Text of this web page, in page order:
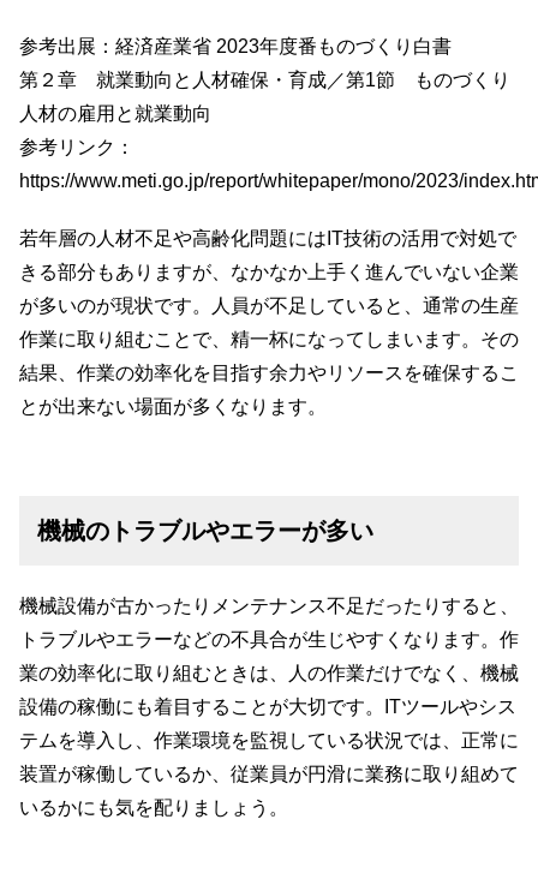
参考出展：経済産業省 2023年度番ものづくり白書
第２章 就業動向と人材確保・育成／第1節 ものづくり
人材の雇用と就業動向
参考リンク：
https://www.meti.go.jp/report/whitepaper/mono/2023/
若年層の人材不足や高齢化問題にはIT技術の活用で対処で
きる部分もありますが、なかなか上手く進んでいない企業
が多いのが現状です。人員が不足していると、通常の生産
作業に取り組むことで、精一杯になってしまいます。その
結果、作業の効率化を目指す余力やリソースを確保するこ
とが出来ない場面が多くなります。
機械のトラブルやエラーが多い
機械設備が古かったりメンテナンス不足だったりすると、
トラブルやエラーなどの不具合が生じやすくなります。作
業の効率化に取り組むときは、人の作業だけでなく、機械
設備の稼働にも着目することが大切です。ITツールやシス
テムを導入し、作業環境を監視している状況では、正常に
装置が稼働しているか、従業員が円滑に業務に取り組めて
いるかにも気を配りましょう。